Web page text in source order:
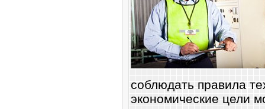
соблюдать правила
экономические цели